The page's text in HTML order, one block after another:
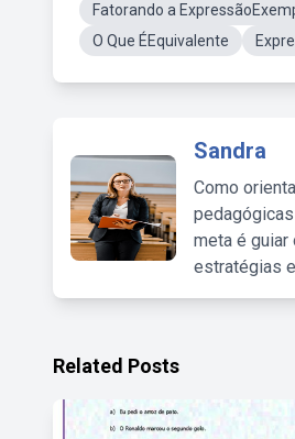
Fatorando a
O Que ÉEquivalente
Sandra
Como
meta é guiar
estratégias
Related Posts